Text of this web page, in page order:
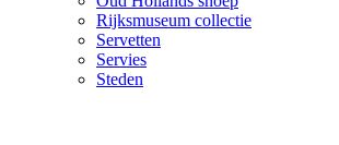
Rijksmuseum collectie
Servetten
Servies
Steden